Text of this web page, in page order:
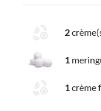
2
1
1crème